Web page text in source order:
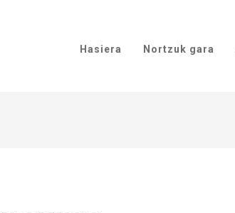
Hasiera Nortzuk gara